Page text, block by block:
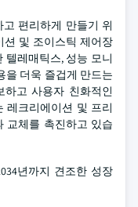
편리하게 만들기 위
션 및 조이스틱 제어장
텔레매틱스, 성능 모니
을 더욱 즐겁게 만드는
하고 사용자 친화적인
레크리에이션 및 프리
교체를 촉진하고 있습
년까지 견조한 성장